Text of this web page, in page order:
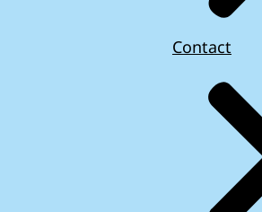
Contact